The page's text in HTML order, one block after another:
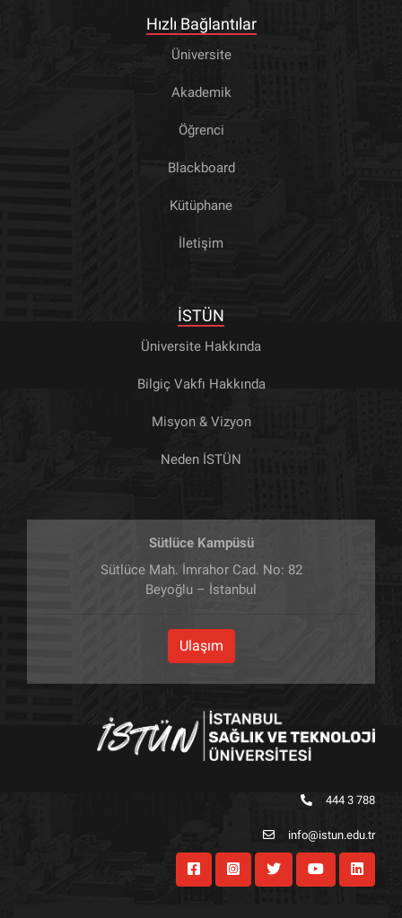
Hızlı Bağlantılar
Üniversite
Akademik
Öğrenci
Blackboard
Kütüphane
İletişim
İSTÜN
Üniversite Hakkında
Bilgiç Vakfı Hakkında
Misyon & Vizyon
Neden İSTÜN
Sütlüce Kampüsü
Sütlüce Mah. İmrahor Cad. No: 82
Beyoğlu – İstanbul
Ulaşım
444 3 788
info@istun.edu.tr